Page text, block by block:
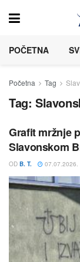
POČETNA
Početna Tag
Tag:
Grafit mržnje
Slavonskom
OD B. T. 07.07.2026.